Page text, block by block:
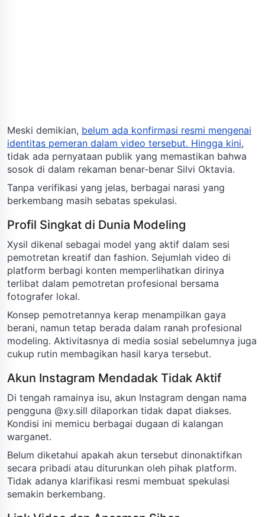
Meski demikian, belum ada konfirmasi resmi mengenai
identitas pemeran dalam video tersebut. Hingga kini,
tidak ada pernyataan publik yang memastikan bahwa
sosok di dalam rekaman benar-benar Silvi Oktavia.
Tanpa verifikasi yang jelas, berbagai narasi yang
berkembang masih sebatas spekulasi.
Profil Singkat di Dunia Modeling
Xysil dikenal sebagai model yang aktif dalam sesi
pemotretan kreatif dan fashion. Sejumlah video di
platform berbagi konten memperlihatkan dirinya
terlibat dalam pemotretan profesional bersama
fotografer lokal.
Konsep pemotretannya kerap menampilkan gaya
berani, namun tetap berada dalam ranah profesional
modeling. Aktivitasnya di media sosial sebelumnya juga
cukup rutin membagikan hasil karya tersebut.
Akun Instagram Mendadak Tidak Aktif
Di tengah ramainya isu, akun Instagram dengan nama
pengguna @xy.sill dilaporkan tidak dapat diakses.
Kondisi ini memicu berbagai dugaan di kalangan
warganet.
Belum diketahui apakah akun tersebut dinonaktifkan
secara pribadi atau diturunkan oleh pihak platform.
Tidak adanya klarifikasi resmi membuat spekulasi
semakin berkembang.